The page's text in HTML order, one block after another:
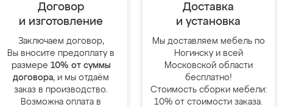
Договор
и изготовление
Заключаем договор,
Вы вносите предоплату в
размере 10% от суммы
договора, и мы отдаём
заказ в производство.
Возможна оплата в
Доставка
и установка
Мы доставляем мебель по
Ногинску и всей
Московской области
бесплатно!
Стоимость сборки мебели:
10% от стоимости заказа.